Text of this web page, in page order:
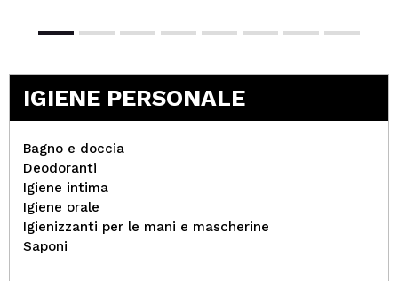
IGIENE PERSONALE
Bagno e doccia
Deodoranti
Igiene intima
Igiene orale
Igienizzanti per le mani e mascherine
Saponi